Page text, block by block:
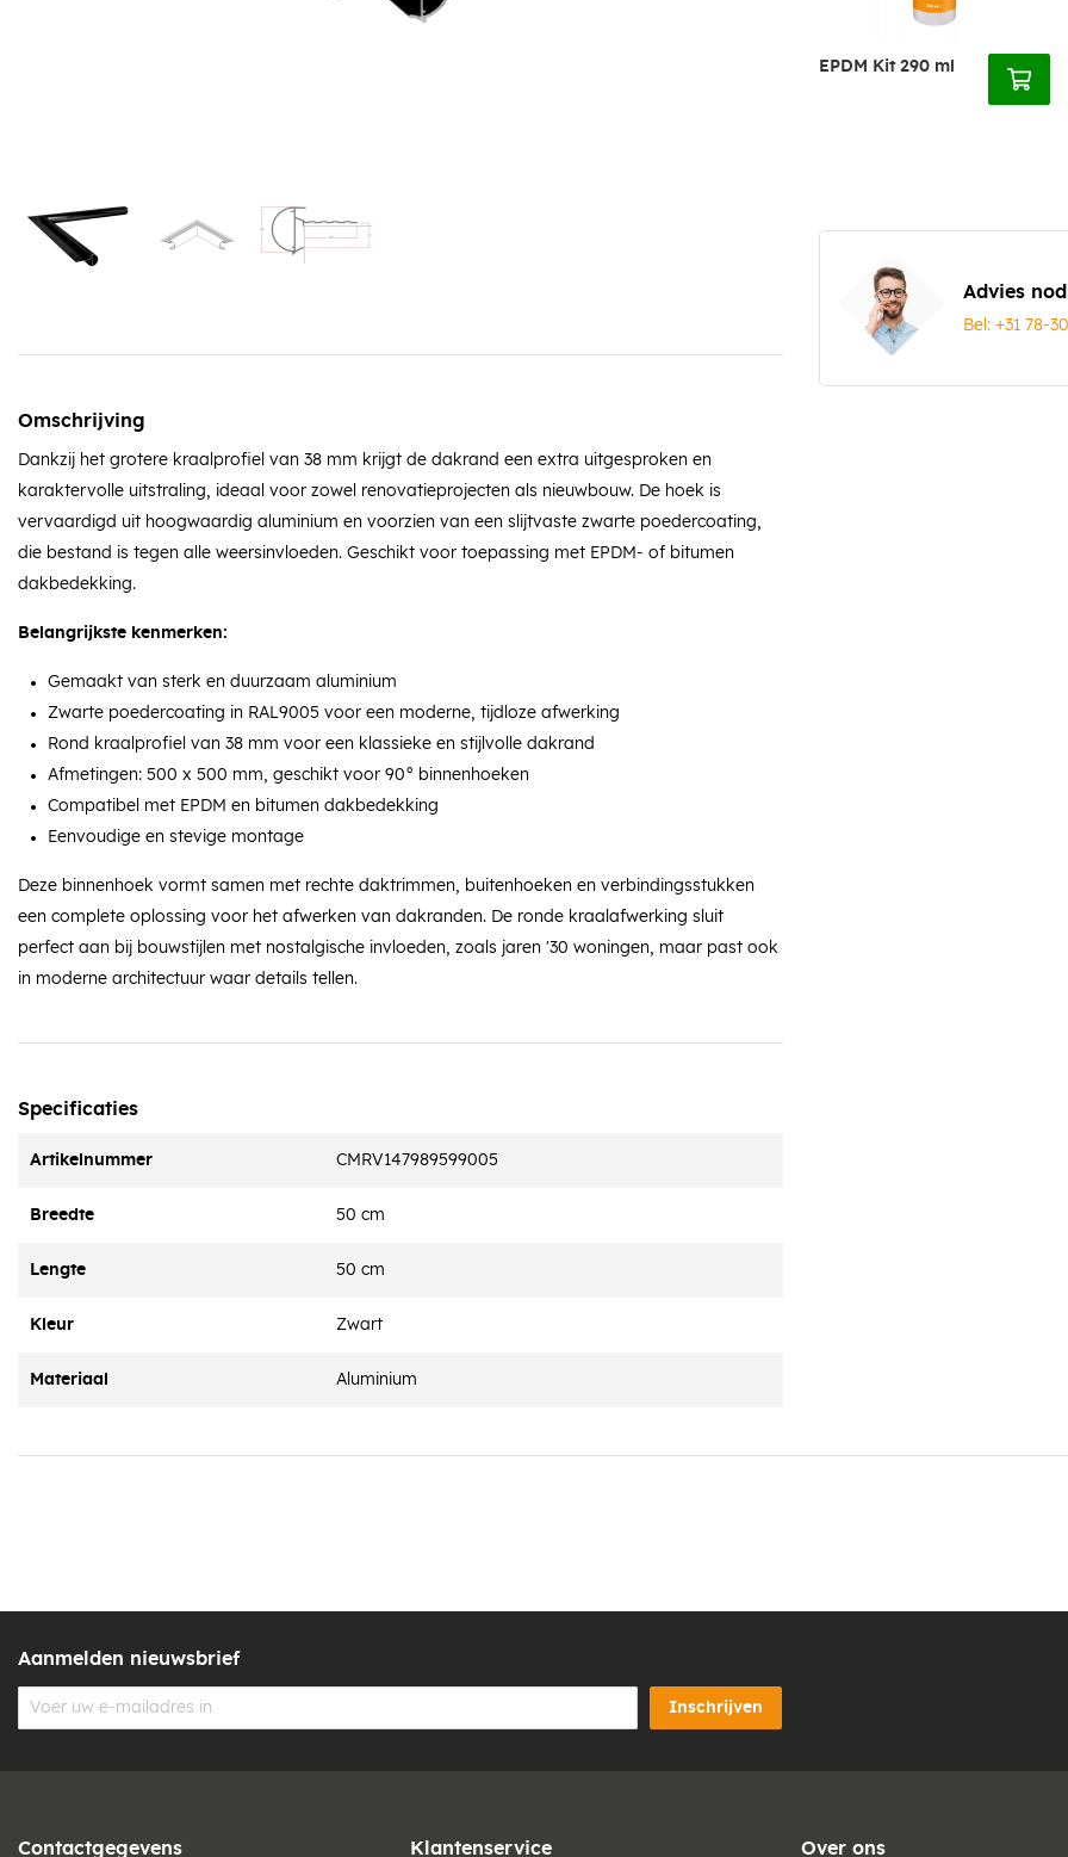
EPDM Kit 290 ml
Advies
Bel: +31 78-
Omschrijving
Dankzij het grotere kraalprofiel van 38 mm krijgt de dakrand een extra uitgesproken en
karaktervolle uitstraling, ideaal voor zowel renovatieprojecten als nieuwbouw. De hoek is
vervaardigd uit hoogwaardig aluminium en voorzien van een slijtvaste zwarte poedercoating,
die bestand is tegen alle weersinvloeden. Geschikt voor toepassing met EPDM- of bitumen
dakbedekking.
Belangrijkste kenmerken:
Gemaakt van sterk en duurzaam aluminium
Zwarte poedercoating in RAL9005 voor een moderne, tijdloze afwerking
Rond kraalprofiel van 38 mm voor een klassieke en stijlvolle dakrand
Afmetingen: 500 x 500 mm, geschikt voor 90° binnenhoeken
Compatibel met EPDM en bitumen dakbedekking
Eenvoudige en stevige montage
Deze binnenhoek vormt samen met rechte daktrimmen, buitenhoeken en verbindingsstukken
een complete oplossing voor het afwerken van dakranden. De ronde kraalafwerking sluit
perfect aan bij bouwstijlen met nostalgische invloeden, zoals jaren '30 woningen, maar past ook
in moderne architectuur waar details tellen.
Specificaties
Artikelnummer CMRV147989599005
Breedte 50 cm
Lengte 50 cm
Kleur Zwart
Materiaal Aluminium
Aanmelden nieuwsbrief
Inschrijven
Contactgegevens Klantenservice Over ons